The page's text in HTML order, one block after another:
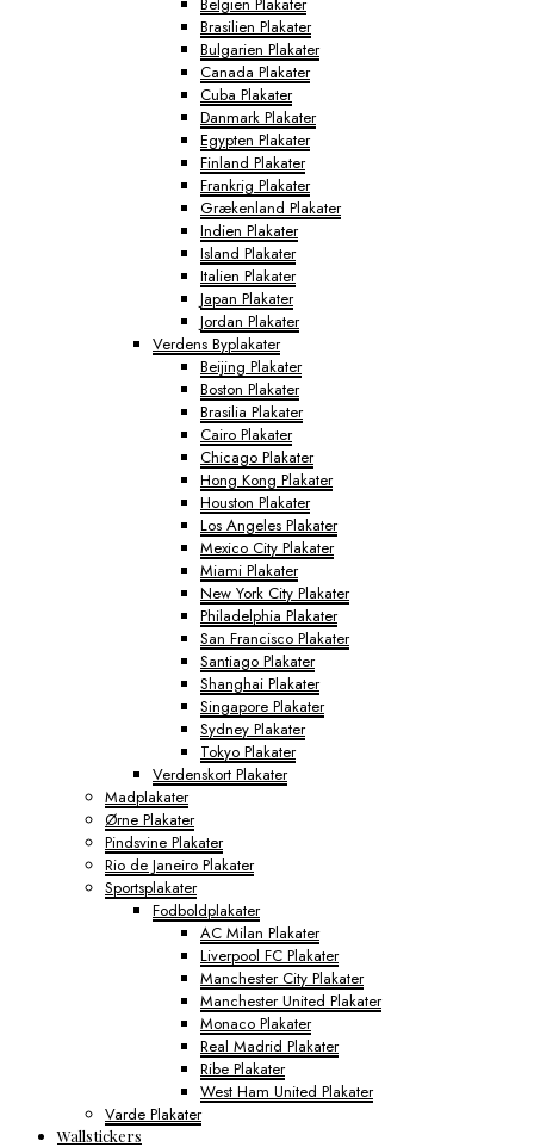
Brasilien Plakater
Bulgarien Plakater
Canada Plakater
Cuba Plakater
Danmark Plakater
Egypten Plakater
Finland Plakater
Frankrig Plakater
Grækenland Plakater
Indien Plakater
Island Plakater
Italien Plakater
Japan Plakater
Jordan Plakater
Verdens Byplakater
Beijing Plakater
Boston Plakater
Brasilia Plakater
Cairo Plakater
Chicago Plakater
Hong Kong Plakater
Houston Plakater
Los Angeles Plakater
Mexico City Plakater
Miami Plakater
New York City Plakater
Philadelphia Plakater
San Francisco Plakater
Santiago Plakater
Shanghai Plakater
Singapore Plakater
Sydney Plakater
Tokyo Plakater
Verdenskort Plakater
Madplakater
Ørne Plakater
Pindsvine Plakater
Rio de Janeiro Plakater
Sportsplakater
Fodboldplakater
AC Milan Plakater
Liverpool FC Plakater
Manchester City Plakater
Manchester United Plakater
Monaco Plakater
Real Madrid Plakater
Ribe Plakater
West Ham United Plakater
Varde Plakater
Wallstickers